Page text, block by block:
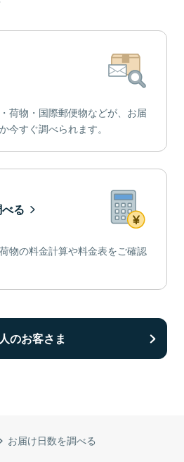
お届け日数を調べる
荷物・国際郵便物などが、お届
今すぐ調べられます。
る
物の料金計算や料金表をご確認
のお客さま